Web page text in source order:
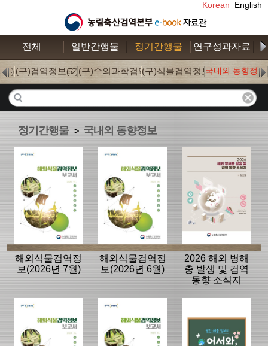
Korean English
전체 일반간행물 정기간행물 연구성과자료
(4) (구)검역정보 (52) (구)수의과학검역(0)
(구)식물검역정보(0)
국내외 동향정보
정기간행물 > 국내외 동향정보
해외식물검역정
보(2026년 7월)
해외식물검역정
보(2026년 6월)
2026 해외 병해
충 발생 및 검역
동향 소식지